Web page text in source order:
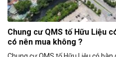
Chung cư QMS tố Hữu Liệu
có nên mua không ?